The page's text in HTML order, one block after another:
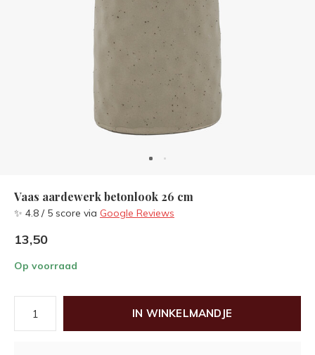
Vaas aardewerk betonlook 26 cm
✨ 4.8 / 5 score via Google Reviews
13,50
Op voorraad
IN WINKELMANDJE